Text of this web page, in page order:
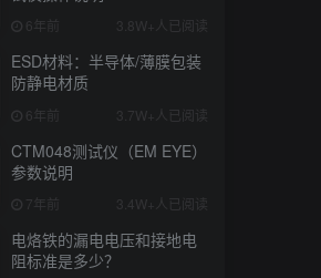
6年前 3.8W+人已阅读
ESD材料：半导体/薄膜包装
防静电材质
6年前 3.7W+人已阅读
CTM048测试仪（EM EYE）
参数说明
7年前 3.4W+人已阅读
电烙铁的漏电电压和接地电
阻标准是多少？